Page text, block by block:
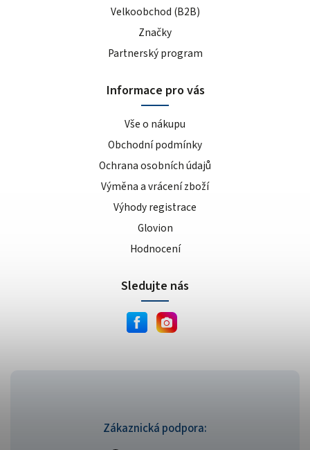
Zákaznická podpora:
Velkoobchod (B2B)
Značky
Partnerský program
Informace pro vás
Vše o nákupu
Obchodní podmínky
Ochrana osobních údajů
Výměna a vrácení zboží
Výhody registrace
Glovion
Hodnocení
Sledujte nás